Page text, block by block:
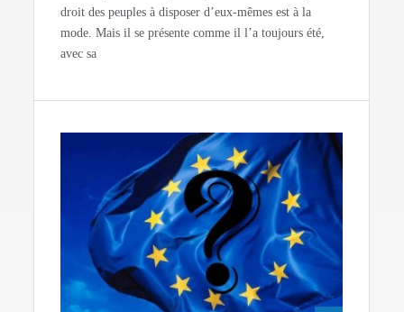
droit des peuples à disposer d’eux-mêmes est à la
mode. Mais il se présente comme il l’a toujours été,
avec sa